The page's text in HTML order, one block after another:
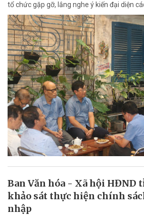
tổ chức gặp gỡ, lắng nghe ý kiến đại diện
Ban Văn hóa - Xã hội HĐND
khảo sát thực hiện chính
nhập